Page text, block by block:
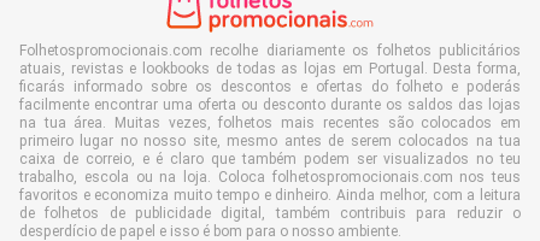
Folhetospromocionais.com recolhe diariamente os folhetos publicitários
atuais, revistas e lookbooks de todas as lojas em Portugal. Desta forma,
ficarás informado sobre os descontos e ofertas do folheto e poderás
facilmente encontrar uma oferta ou desconto durante os saldos das lojas
na tua área. Muitas vezes, folhetos mais recentes são colocados em
primeiro lugar no nosso site, mesmo antes de serem colocados na tua
caixa de correio, e é claro que também podem ser visualizados no teu
trabalho, escola ou na loja. Coloca folhetospromocionais.com nos teus
favoritos e economiza muito tempo e dinheiro. Ainda melhor, com a leitura
de folhetos de publicidade digital, também contribuis para reduzir o
desperdício de papel e isso é bom para o nosso ambiente.